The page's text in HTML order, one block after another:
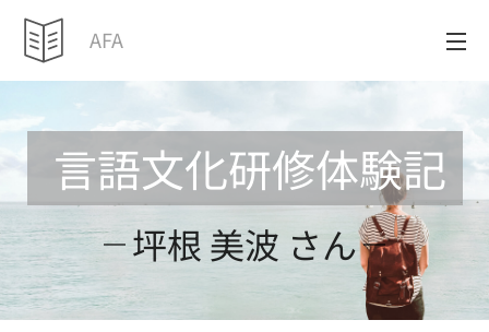
AFA
言語文化研修体験記
坪根 美波 さん